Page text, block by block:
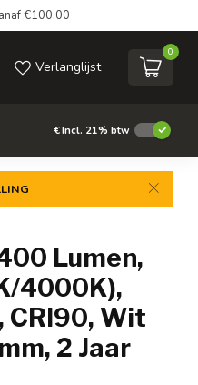
€100,00
Verlanglijst
0
€Incl. 21% btw
Lumen,
4000K),
CRI90, Wit
2 Jaar